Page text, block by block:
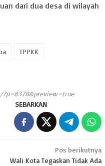
dari dua desa di wilayah
TPPKK
SEBARKAN
Pos berikutnya
Wali Kota Tegaskan Tidak Ada